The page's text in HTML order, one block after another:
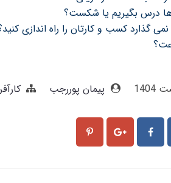
درس بگیریم یا شکست؟
پیمان پوررجب